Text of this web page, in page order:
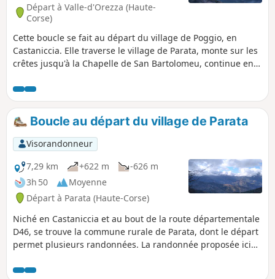
Départ à Valle-d'Orezza (Haute-
Corse)
Cette boucle se fait au départ du village de Poggio, en
Castaniccia. Elle traverse le village de Parata, monte sur les
crêtes jusqu'à la Chapelle de San Bartolomeu, continue en
Zucarello, avant de passer devant la Chapelle San Giorgio et
de retrouver Poggio. Une grande partie de la boucle se fait
sur les crêtes, ce qui permet d'avoir une vue dégagée de
part et d'autre des vallées. Le parcours boisé rend la
randonnée très agréable, surtout en période estivale.
Boucle au départ du village de Parata
Visorandonneur
7,29 km
+622 m
-626 m
3h 50
Moyenne
Départ à Parata (Haute-Corse)
Niché en Castaniccia et au bout de la route départementale
D46, se trouve la commune rurale de Parata, dont le départ
permet plusieurs randonnées. La randonnée proposée ici
Bartolomeu. Le point de vue de part et d'autre de la crête